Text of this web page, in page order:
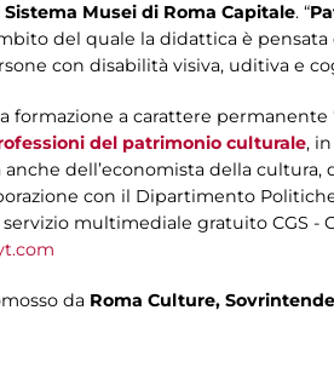
Musei di Roma Capitale. “
del quale la didattica è
con disabilità visiva, uditiva e
formazione a carattere
del patrimonio culturale,
anche dell’economista della
con il Dipartimento
multimediale gratuito CGS -
da Roma Culture,